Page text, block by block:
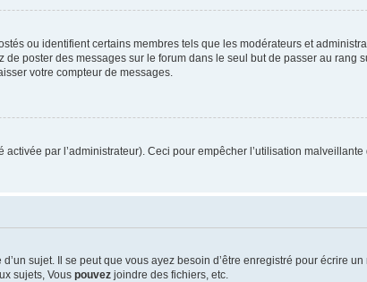
ou identifient certains membres tels que les modérateurs et
poster des messages sur le forum dans le seul but de passer au rang
votre compteur de messages.
par l’administrateur). Ceci pour empêcher l’utilisation
sujet. Il se peut que vous ayez besoin d’être enregistré pour écrire
sujets, Vous pouvez joindre des fichiers, etc.